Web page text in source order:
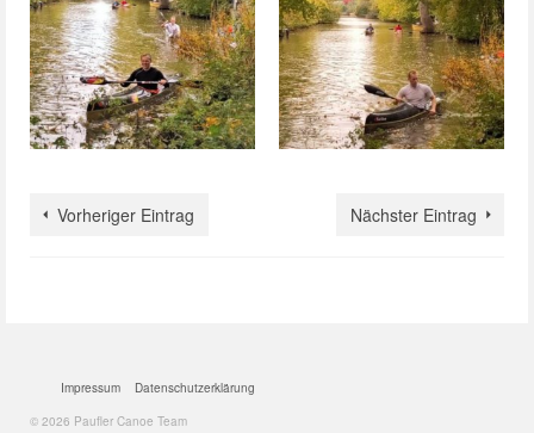
Vorheriger Eintrag Nächster Eintrag
Impressum
Datenschutzerklärung
© 2026 Paufler Canoe Team